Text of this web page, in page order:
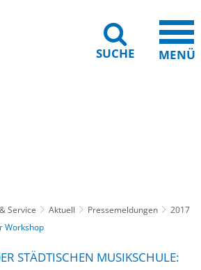
SUCHE MENÜ
Service Aktuell Pressemeldungen
2017
Workshop
STÄDTISCHEN MUSIKSCHULE: